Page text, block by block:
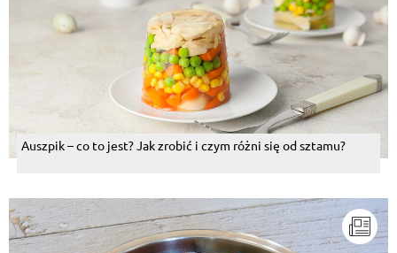
Auszpik – co to jest? Jak zrobić i czym różni się od sztamu?